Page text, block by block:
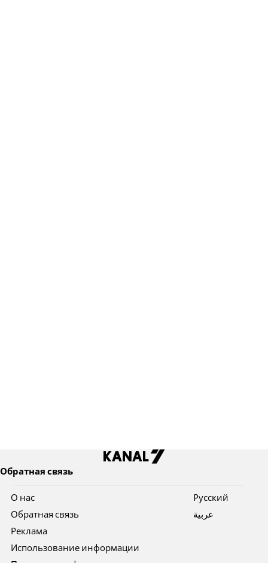
Обратная связь
О нас
Обратная связь
Реклама
Использование информации
Pусский
عربية